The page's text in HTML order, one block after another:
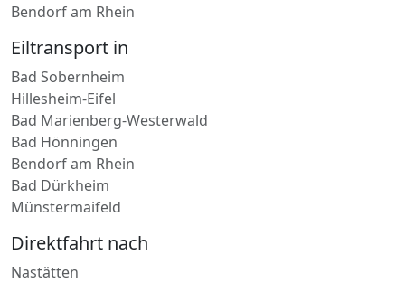
Lahnstein
Worms
Bendorf am Rhein
Eiltransport in
Bad Sobernheim
Hillesheim-Eifel
Bad Marienberg-Westerwald
Bad Hönningen
Bad Dürkheim
Münstermaifeld